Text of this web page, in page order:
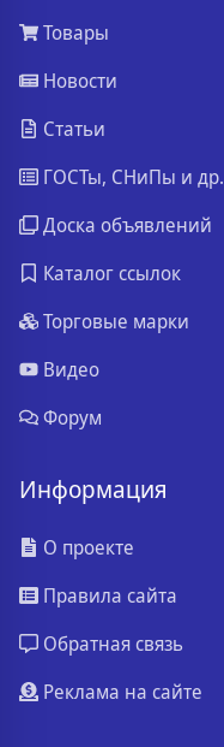
Товары
Новости
Статьи
ГОСТы, СНиПы и др.
Доска объявлений
Каталог ссылок
Торговые марки
Видео
Форум
Информация
О проекте
Правила сайта
Обратная связь
Реклама на сайте